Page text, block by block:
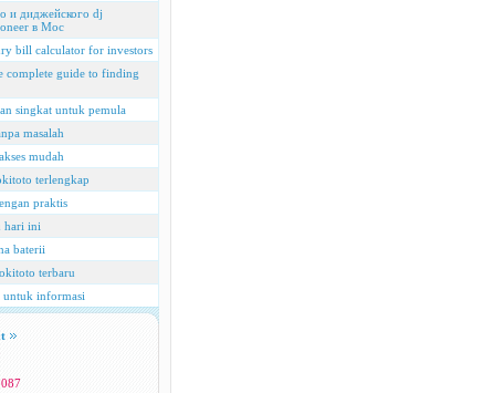
и диджейского dj
в Мос
bill calculator for investors
complete guide to finding
singkat untuk pemula
masalah
mudah
terlengkap
praktis
hari ini
baterii
terbaru
informasi